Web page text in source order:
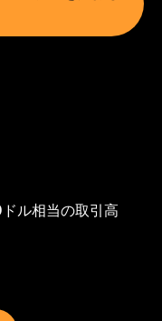
ル相当の取引高